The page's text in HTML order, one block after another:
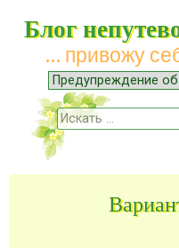
Блог
… привожу
Меню
Наверх
Поиск